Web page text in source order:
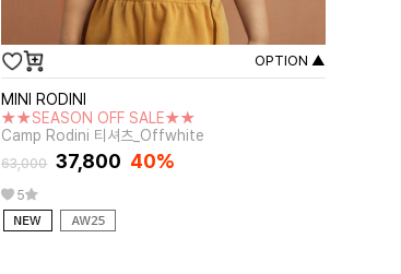
OPTION ▲
MINI RODINI
★★SEASON OFF SALE★★
Camp Rodini 티셔츠_Offwhite
63,000 37,800 40%
5